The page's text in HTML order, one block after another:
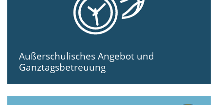
Außerschulisches Angebot und
Ganztagsbetreuung